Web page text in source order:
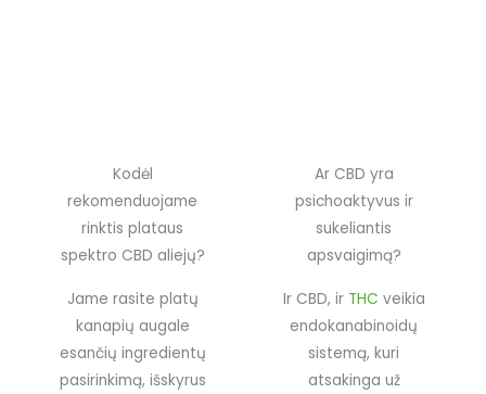
Kodėl
rekomenduojame
rinktis plataus
spektro CBD aliejų?
Jame rasite platų
kanapių augale
esančių ingredientų
pasirinkimą, išskyrus
Ar CBD yra
psichoaktyvus ir
sukeliantis
apsvaigimą?
Ir CBD, ir THC veikia
endokanabinoidų
sistemą, kuri
atsakinga už